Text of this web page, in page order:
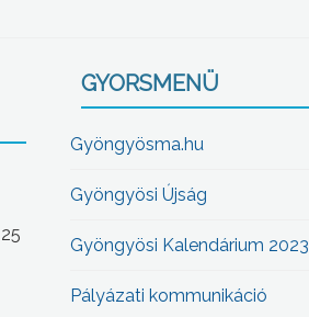
GYORSMENÜ
Gyöngyösma.hu
Gyöngyösi Újság
Gyöngyösi Kalendárium 2023
Pályázati kommunikáció